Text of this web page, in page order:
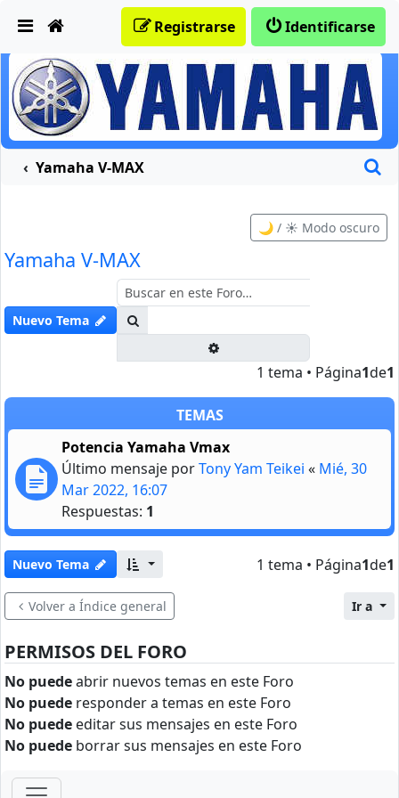
Identificarse
Registrarse
Yamaha V-MAX
🌙 / ☀️ Modo oscuro
Yamaha V-MAX
Nuevo Tema
1 tema • Página1de1
TEMAS
Potencia Yamaha Vmax
Último mensaje porTony Yam Teikei « Mié, 30
Mar 2022, 16:07
Respuestas: 1
Nuevo Tema 1 tema • Página1de1
Volver a Índice general Ir a
PERMISOS DEL FORO
No puedeabrir nuevos temas en este Foro
No puede responder a temas en este Foro
No puede editar sus mensajes en este Foro
No puede borrar sus mensajes en este Foro